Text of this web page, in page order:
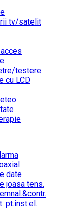
tv/satelit
testere
cu LCD
date
joasa tens.
pt.inst.el.